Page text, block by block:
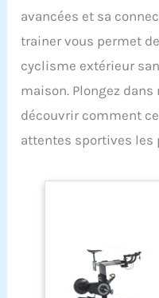
avancées et sa
trainer vous permet
cyclisme extérieur
maison. Plongez
découvrir comment
attentes sportives les